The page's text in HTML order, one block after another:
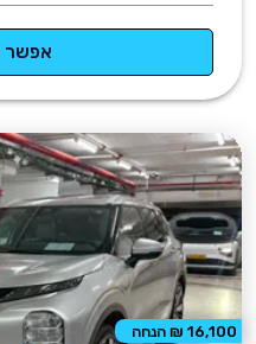
אפשר
16,100 ₪ הנחה